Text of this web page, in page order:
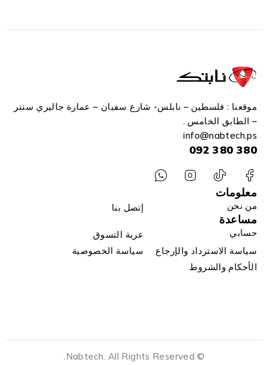
موقعنا : فلسطين – نابلس- شارع سفيان – عمارة جاليري سنتر
– الطابق الخامس .
info@nabtech.ps
380 380 092
معلومات
من نحن إتصل بنا
مساعدة
حسابي
عربة التسوق
سياسة الاسترداد والإرجاع
سياسة الخصوصية
الأحكام والشروط
© Nabtech. All Rights Reserved.